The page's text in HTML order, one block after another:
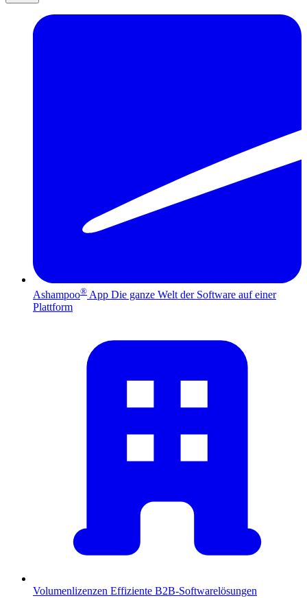
Ashampoo® App Die ganze Welt der Software auf einer
Plattform
Volumenlizenzen Effiziente B2B-Softwarelösungen